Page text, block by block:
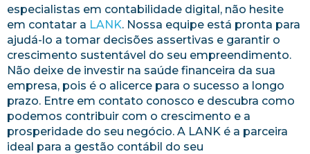
especialistas em contabilidade digital, não hesite
em contatar a LANK. Nossa equipe está pronta para
ajudá-lo a tomar decisões assertivas e garantir o
crescimento sustentável do seu empreendimento.
Não deixe de investir na saúde financeira da sua
empresa, pois é o alicerce para o sucesso a longo
prazo. Entre em contato conosco e descubra como
podemos contribuir com o crescimento e a
prosperidade do seu negócio. A LANK é a parceira
ideal para a gestão contábil do seu